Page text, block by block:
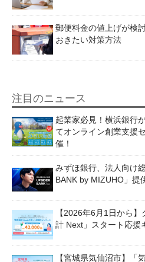
郵便料金の値上げが検
おきたい対策方法
注目のニュース
起業家必見！横浜銀行
てオンライン創業支援
催！
みずほ銀行、法人向け
BANK by MIZUHO」提
【2026年6月1日から
計 Next」スタート応援
【宮城県気仙沼市】「